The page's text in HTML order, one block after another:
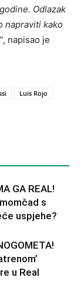
Odlazak
napraviti kako
, napisao je
Luis Rojo
GA REAL!
s
uspjehe?
u Real